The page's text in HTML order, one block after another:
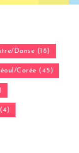
Danse (18)
Corée (45)